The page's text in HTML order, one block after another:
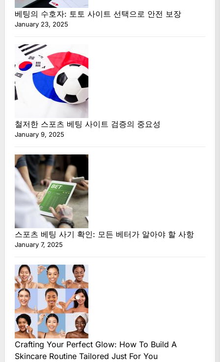
베팅의 수호자: 토토 사이트 선택으로 안전 보장
January 23, 2025
철저한 스포츠 베팅 사이트 검증의 중요성
January 9, 2025
스포츠 베팅 사기 확인: 모든 베터가 알아야 할 사항
January 7, 2025
Crafting Your Perfect Glow: How To Build A
Skincare Routine Tailored Just For You